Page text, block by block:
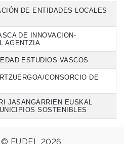
DE ENTIDADES LOCALES
DE INNOVACION-
AGENTZIA
ESTUDIOS VASCOS
CONSORCIO DE
JASANGARRIEN EUSKAL
SOSTENIBLES
EUDEL 2026